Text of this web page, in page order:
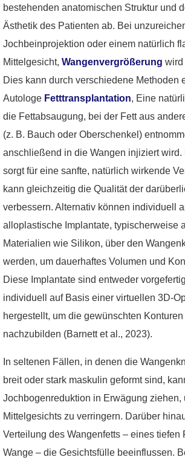
bestehenden anatomischen Struktur und
Ästhetik des Patienten ab. Bei
Jochbeinprojektion oder einem natürlich
Mittelgesicht, Wangenvergrößerung wird
Dies kann durch verschiedene Methoden
Autologe Fetttransplantation, Eine
die Fettabsaugung, bei der Fett aus
(z. B. Bauch oder Oberschenkel)
anschließend in die Wangen injiziert wird.
sorgt für eine sanfte, natürlich wirkende
kann gleichzeitig die Qualität der
verbessern. Alternativ können individuell
alloplastische Implantate, typischerweise
Materialien wie Silikon, über den
werden, um dauerhaftes Volumen und
Diese Implantate sind entweder
individuell auf Basis einer virtuellen 3D-
hergestellt, um die gewünschten
nachzubilden (Barnett et al., 2023).
In seltenen Fällen, in denen die
breit oder stark maskulin geformt sind,
Jochbogenreduktion in Erwägung ziehen,
Mittelgesichts zu verringern. Darüber
Verteilung des Wangenfetts – eines tiefen
Wange – die Gesichtsfülle beeinflussen.